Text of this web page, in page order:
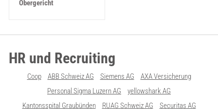
Obergericht
HR und Recruiting
Coop ABB Schweiz AG Siemens AG
AXA Versicherung
Personal Sigma Luzern AG
yellowshark AG
Kantonsspital Graubünden
RUAG Schweiz AG Securitas AG